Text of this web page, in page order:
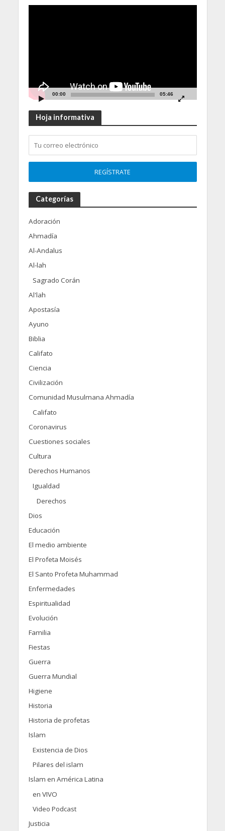
00:00 05:46
Hoja informativa
Categorías
Adoración
Ahmadía
Al-Andalus
Al-lah
Sagrado Corán
Al'lah
Apostasía
Ayuno
Biblia
Califato
Ciencia
Civilización
Comunidad Musulmana Ahmadía
Califato
Coronavirus
Cuestiones sociales
Cultura
Derechos Humanos
Igualdad
Derechos
Dios
Educación
El medio ambiente
El Profeta Moisés
El Santo Profeta Muhammad
Enfermedades
Espiritualidad
Evolución
Familia
Fiestas
Guerra
Guerra Mundial
Higiene
Historia
Historia de profetas
Islam
Existencia de Dios
Pilares del islam
Islam en América Latina
en VIVO
Video Podcast
Justicia